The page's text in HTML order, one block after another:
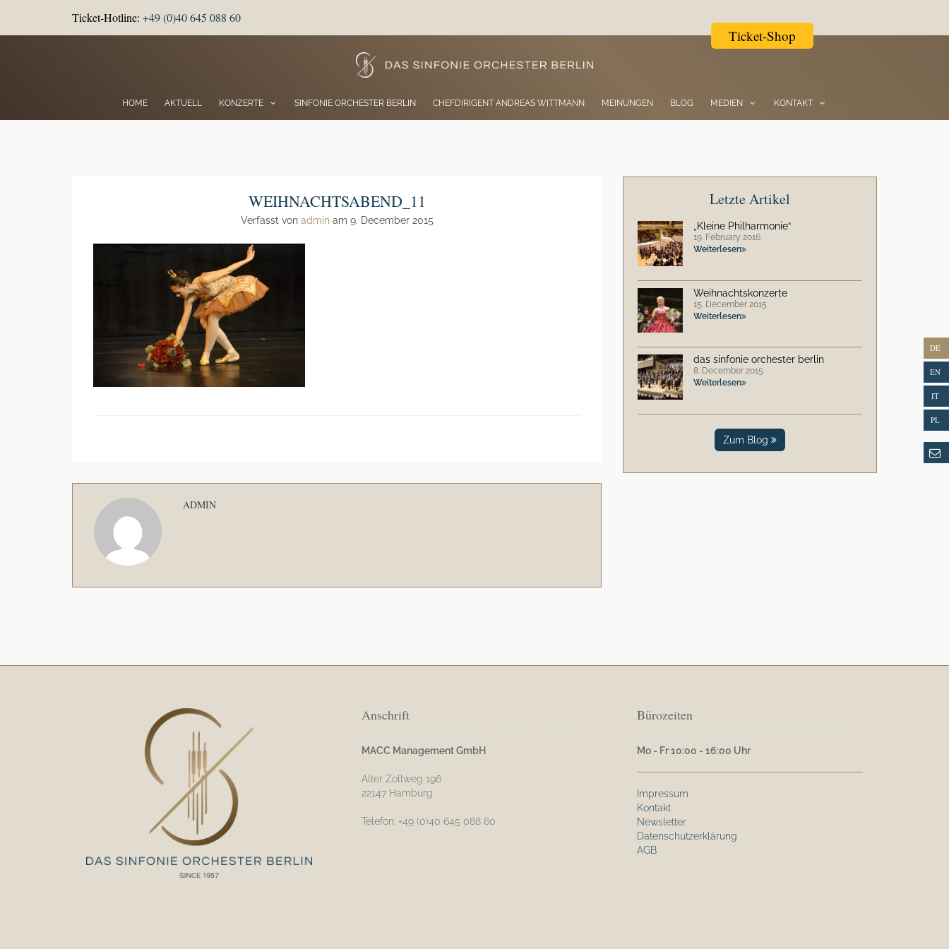
Ticket-Hotline: +49 (0)40 645 088 60
Ticket-Shop
HOME AKTUELL KONZERTE SINFONIE ORCHESTER BERLIN CHEFDIRIGENT ANDREAS WITTMANN MEINUNGEN BLOG MEDIEN KONTAKT
WEIHNACHTSABEND_11
Verfasst von adminam 9. December 2015
ADMIN
Letzte Artikel
„Kleine Philharmonie“
19. February 2016
Weiterlesen
Weihnachtskonzerte
15. December 2015
Weiterlesen
das sinfonie orchester berlin
8. December 2015
Weiterlesen
Zum Blog
Anschrift
MACC Management GmbH
Alter Zollweg 196
22147 Hamburg
Telefon: +49 (0)40 645 088 60
Bürozeiten
Mo - Fr 10:00 - 16:00 Uhr
Impressum
Kontakt
Newsletter
Datenschutzerklärung
AGB
DE
EN
IT
PL